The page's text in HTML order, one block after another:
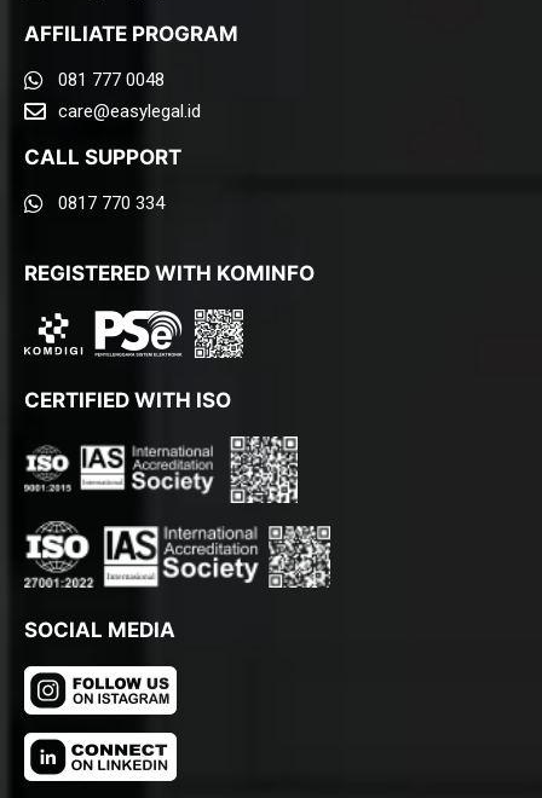
AFFILIATE PROGRAM
081 777 0048
care@easylegal.id​
CALL SUPPORT
0817 770 334
REGISTERED WITH KOMINFO
CERTIFIED WITH ISO
SOCIAL MEDIA